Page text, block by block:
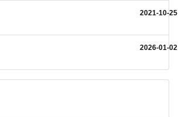
2021-10-25
2026-01-02